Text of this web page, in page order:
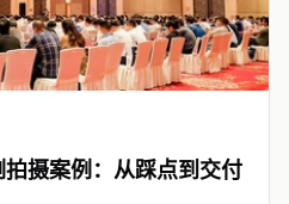
摄案例：从踩点到交付